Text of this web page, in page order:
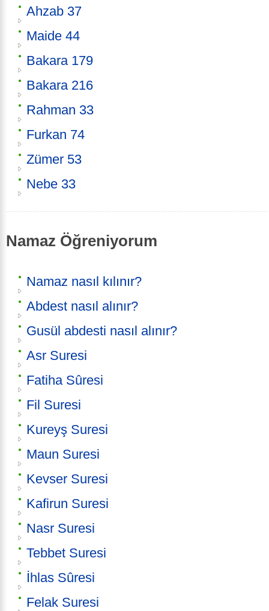
Ahzab 37
Maide 44
Bakara 179
Bakara 216
Rahman 33
Furkan 74
Zümer 53
Nebe 33
Namaz Öğreniyorum
Namaz nasıl kılınır?
Abdest nasıl alınır?
Gusül abdesti nasıl alınır?
Asr Suresi
Fatiha Sûresi
Fil Suresi
Kureyş Suresi
Maun Suresi
Kevser Suresi
Kafirun Suresi
Nasr Suresi
Tebbet Suresi
İhlas Sûresi
Felak Suresi